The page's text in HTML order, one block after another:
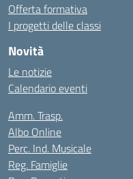
Offerta formativa
I progetti delle classi
Novità
Le notizie
Calendario eventi
Amm. Trasp.
Albo Online
Perc. Ind. Musicale
Reg. Famiglie